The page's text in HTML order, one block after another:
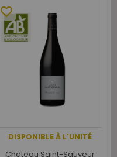
DISPONIBLE À L'UNITÉ
favorite_border
Château Saint-Sauveur